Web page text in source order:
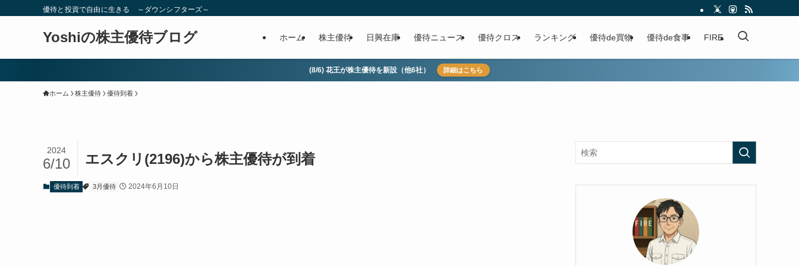
優待と投資で自由に生きる ～ダウンシフターズ～
Yoshiの株主優待ブログ ホーム 株主優待 日興在庫 優待ニュース 優待クロス ランキング 優待de買物 優待de食事 FIRE
(8/6) 花王が株主優待を新設（他6社） 詳細はこちら
ホーム 株主優待 優待到着
エスクリ(2196)から株主優待が到着
2024
6/10
優待到着 3月優待 2024年6月10日